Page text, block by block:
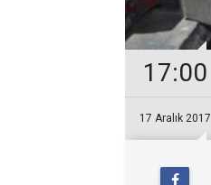
17:00
17 Aralık 2017